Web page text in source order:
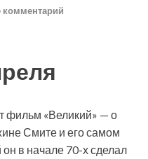
комментарий
фильм «Великий» — о
Смите и его самом
в начале 70-х сделал